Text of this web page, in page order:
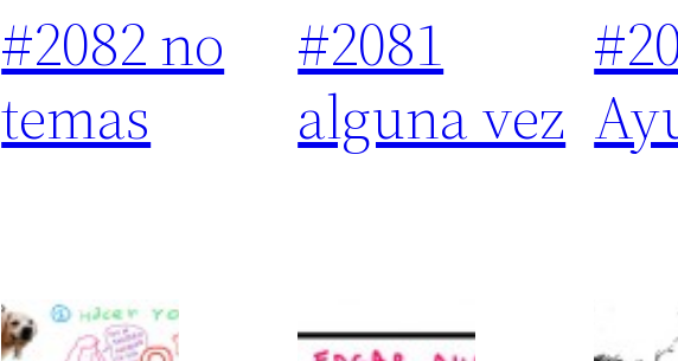
#2082 no
temas
#2081
alguna vez